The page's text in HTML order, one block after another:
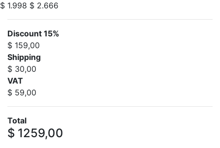
$ 1.998 $ 2.666
Discount 15%
$ 159,00
Shipping
$ 30,00
VAT
$ 59,00
Total
$ 1259,00